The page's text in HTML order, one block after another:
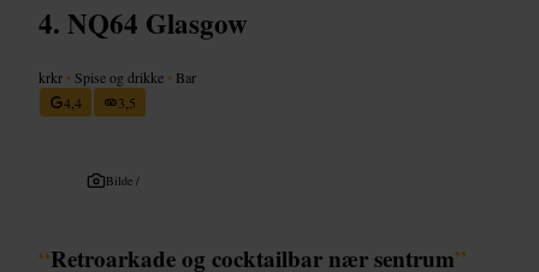
NQ64 Glasgow
krkr • Spise og drikke • Bar
4,4
3,5
Bilde /
“Retroarkade og cocktailbar nær sentrum”